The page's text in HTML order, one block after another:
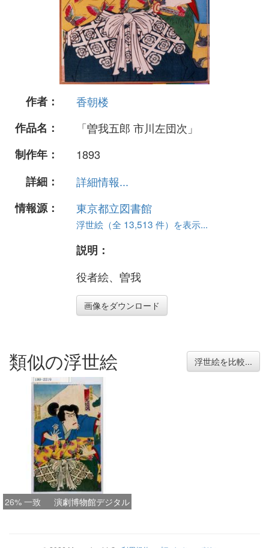
作者：
香朝楼
作品名：
「曽我五郎 市川左団次」
制作年：
1893
詳細：
詳細情報...
情報源：
東京都立図書館
浮世絵（全 13,513 件）を表示...
説明：
役者絵、曽我
画像をダウンロード
類似の浮世絵 浮世絵を比較...
26% 一致 演劇博物館デジタル